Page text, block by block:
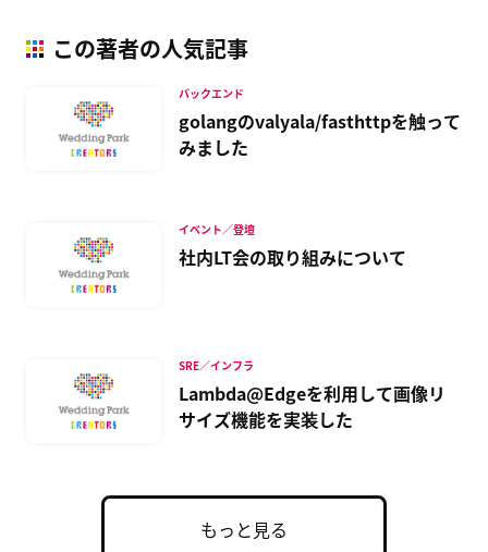
この著者の人気記事
golangのvalyala/fasthttpを触って
みました
バックエンド
社内LT会の取り組みについて
イベント／登壇
Lambda@Edgeを利用して画像リ
サイズ機能を実装した
SRE／インフラ
もっと見る